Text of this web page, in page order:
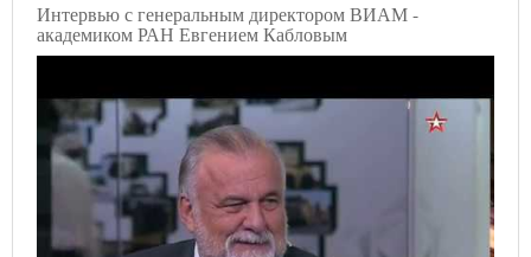
Интервью с генеральным директором ВИАМ -
академиком РАН Евгением Кабловым